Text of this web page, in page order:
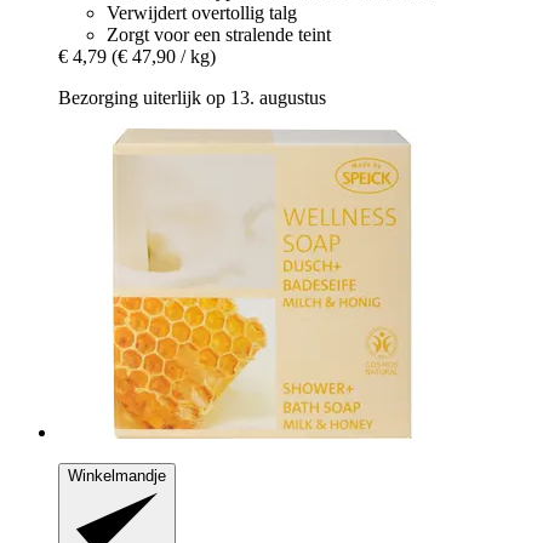
Verwijdert overtollig talg
Zorgt voor een stralende teint
€ 4,79 (€ 47,90 / kg)
Bezorging uiterlijk op 13. augustus
Winkelmandje